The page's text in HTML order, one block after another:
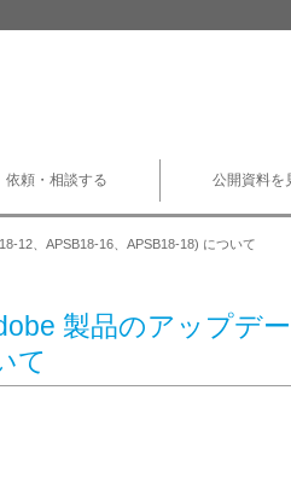
依頼・相談する 公開資料を
12、APSB18-16、APSB18-18) について
製品のアップデ
て